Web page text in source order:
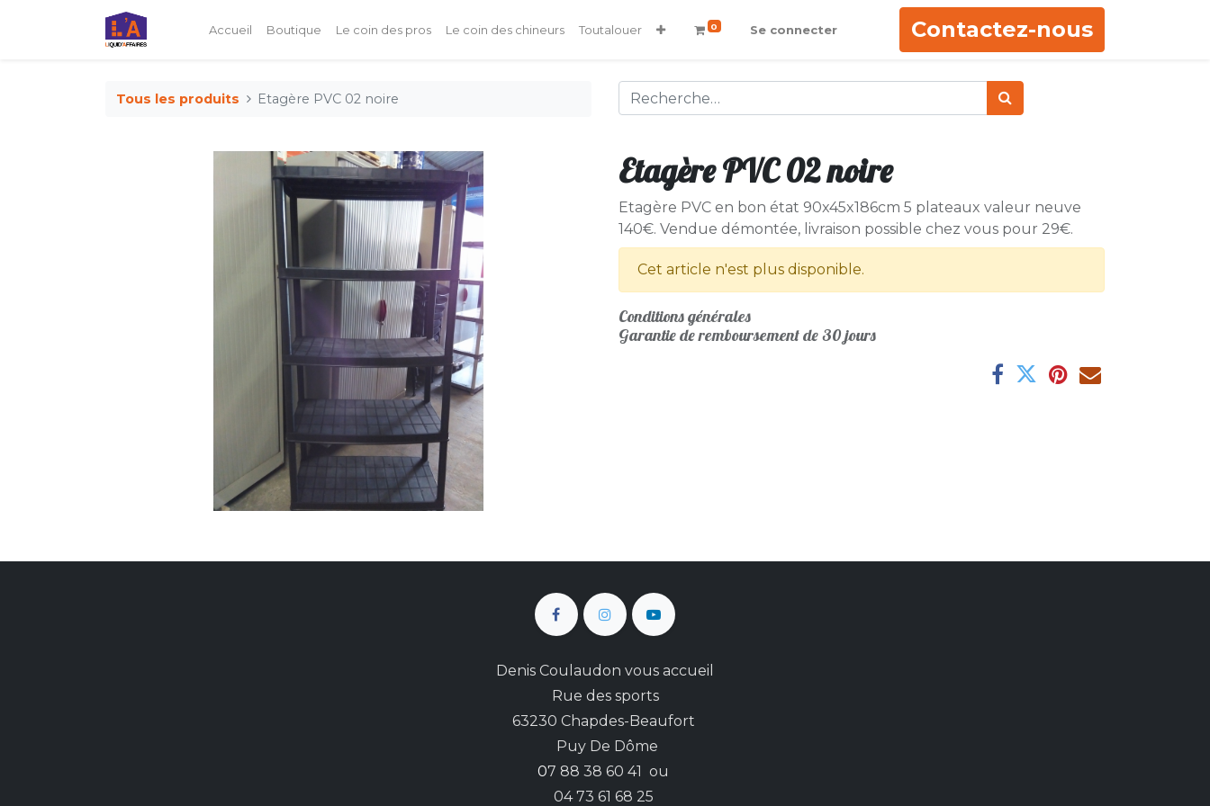
Accueil Boutique Le coin des pros Le coin des chineurs Toutalouer 0 Se connecter Contactez-nous
Tous les produits Etagère PVC 02 noire
Etagère PVC 02 noire
Etagère PVC en bon état 90x45x186cm 5 plateaux valeur neuve
140€. Vendue démontée, livraison possible chez vous pour 29€.
Cet article n'est plus disponible.
Conditions générales
Garantie de remboursement de 30 jours
Denis Coulaudon vous accueil
Rue des sports
63230 Chapdes-Beaufort
Puy De Dôme
07 88 38 60 41 ou
04 73 61 68 25